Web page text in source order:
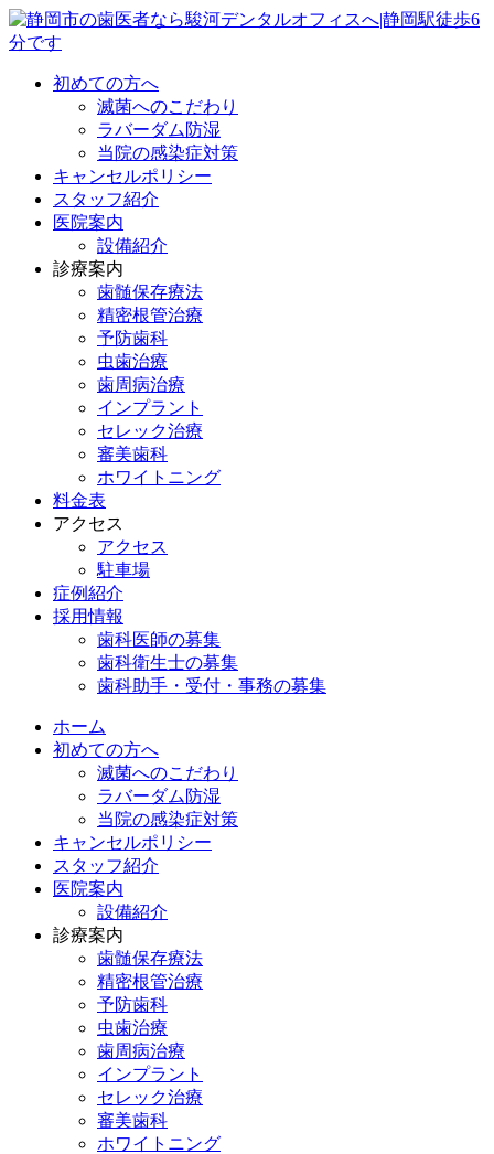
初めての方へ
滅菌へのこだわり
ラバーダム防湿
当院の感染症対策
キャンセルポリシー
スタッフ紹介
医院案内
設備紹介
診療案内
歯髄保存療法
精密根管治療
予防歯科
虫歯治療
歯周病治療
インプラント
セレック治療
審美歯科
ホワイトニング
料金表
アクセス
アクセス
駐車場
症例紹介
採用情報
歯科医師の募集
歯科衛生士の募集
歯科助手・受付・事務の募集
ホーム
初めての方へ
滅菌へのこだわり
ラバーダム防湿
当院の感染症対策
キャンセルポリシー
スタッフ紹介
医院案内
設備紹介
診療案内
歯髄保存療法
精密根管治療
予防歯科
虫歯治療
歯周病治療
インプラント
セレック治療
審美歯科
ホワイトニング